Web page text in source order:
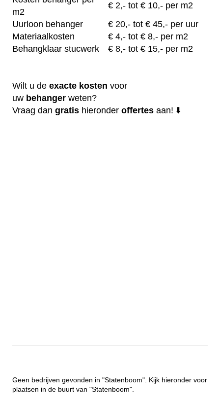
m2
€ 2,- tot € 10,- per m2
Uurloon behanger
€ 20,- tot € 45,- per uur
Materiaalkosten
€ 4,- tot € 8,- per m2
Behangklaar stucwerk
€ 8,- tot € 15,- per m2
Wilt u de exacte kosten voor
uw behanger weten?
Vraag dan gratis hieronder offertes aan! ⬇️
Geen bedrijven gevonden in "Statenboom". Kijk hieronder voor
plaatsen in de buurt van "Statenboom".